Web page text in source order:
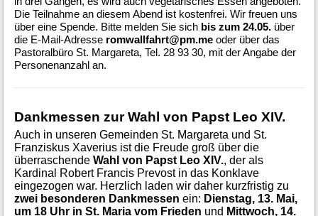
Die Teilnahme an diesem Abend ist kostenfrei. Wir freuen uns
über eine Spende. Bitte melden Sie sich bis zum 24.05.über
die E-Mail-Adresse romwallfahrt@pm.meoder über das
Pastoralbüro St. Margareta, Tel. 28 93 30, mit der Angabe der
Personenanzahl an.
Dankmessen zur Wahl von Papst Leo XIV.
Auch in unseren Gemeinden St. Margareta und St.
Franziskus Xaverius ist die Freude groß über die
überraschende Wahl von Papst Leo XIV., der als
Kardinal Robert Francis Prevost in das Konklave
eingezogen war. Herzlich laden wir daher kurzfristig zu
zwei besonderen Dankmessen ein: Dienstag, 13. Mai,
um 18 Uhr in St. Maria vom Frieden und Mittwoch, 14.